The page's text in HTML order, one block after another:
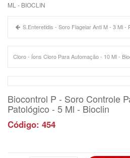
ML - BIOCLIN
S.Enteretidis - Soro Flagelar Anti M - 3 Ml -
Cloro - Íons Cloro Para Automação - 10 Ml -
Biocontrol P - Soro Controle
Patológico - 5 Ml - Bioclin
Código: 454